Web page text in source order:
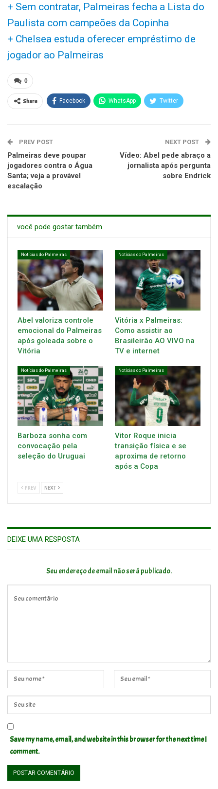
+ Sem contratar, Palmeiras fecha a Lista do
Paulista com campeões da Copinha
+ Chelsea estuda oferecer empréstimo de
jogador ao Palmeiras
0
Share Facebook WhatsApp Twitter
PREV POST
Palmeiras deve poupar
jogadores contra o Água
Santa; veja a provável
escalação
NEXT POST
Vídeo: Abel pede abraço a
jornalista após pergunta
sobre Endrick
você pode gostar também
Notícias do Palmeiras
Abel valoriza controle
emocional do Palmeiras
após goleada sobre o
Vitória
Notícias do Palmeiras
Vitória x Palmeiras:
Como assistir ao
Brasileirão AO VIVO na
TV e internet
Notícias do Palmeiras
Barboza sonha com
convocação pela
seleção do Uruguai
Notícias do Palmeiras
Vitor Roque inicia
transição física e se
aproxima de retorno
após a Copa
PREV NEXT
DEIXE UMA RESPOSTA
Seu endereço de email não será publicado.
Save my name, email, and website in this browser for the next time I
comment.